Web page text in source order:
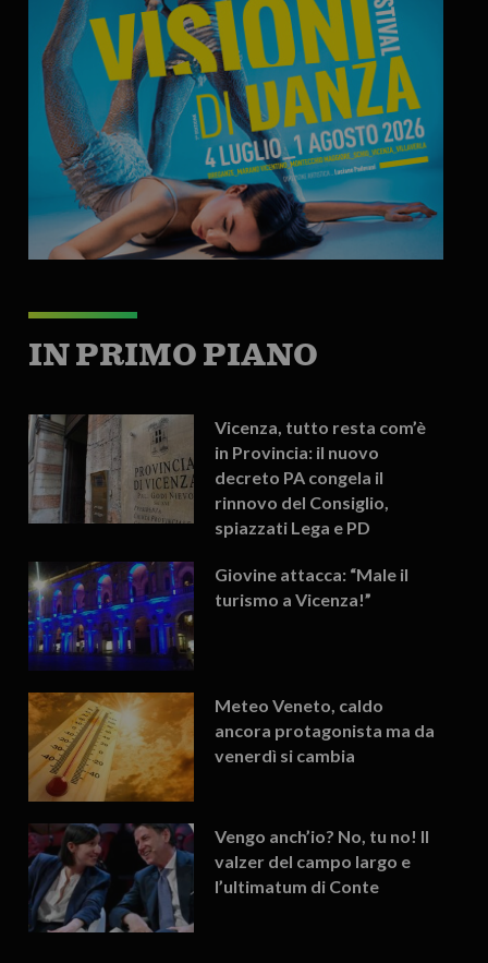
IN PRIMO PIANO
Vicenza, tutto resta com’è
in Provincia: il nuovo
decreto PA congela il
rinnovo del Consiglio,
spiazzati Lega e PD
Giovine attacca: “Male il
turismo a Vicenza!”
Meteo Veneto, caldo
ancora protagonista ma da
venerdì si cambia
Vengo anch’io? No, tu no! Il
valzer del campo largo e
l’ultimatum di Conte